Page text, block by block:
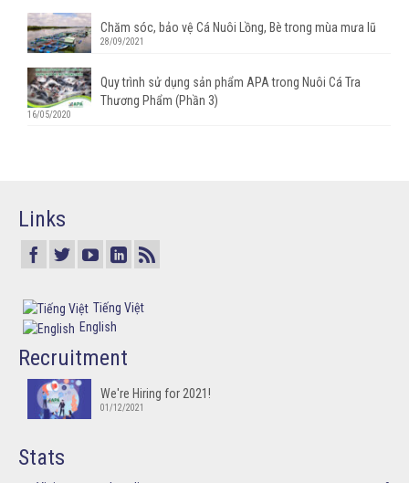
Chăm sóc, bảo vệ Cá Nuôi Lồng, Bè trong mùa mưa lũ
28/09/2021
Quy trình sử dụng sản phẩm APA trong Nuôi Cá Tra
Thương Phẩm (Phần 3)
16/05/2020
Links
Tiếng Việt
English
Recruitment
We're Hiring for 2021!
01/12/2021
Stats